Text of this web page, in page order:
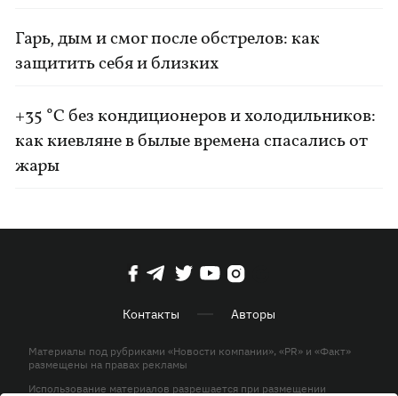
Гарь, дым и смог после обстрелов: как
защитить себя и близких
+35 °C без кондиционеров и холодильников:
как киевляне в былые времена спасались от
жары
Контакты Авторы
Материалы под рубриками «Новости компании», «PR» и «Факт»
размещены на правах рекламы
Использование материалов разрешается при размещении